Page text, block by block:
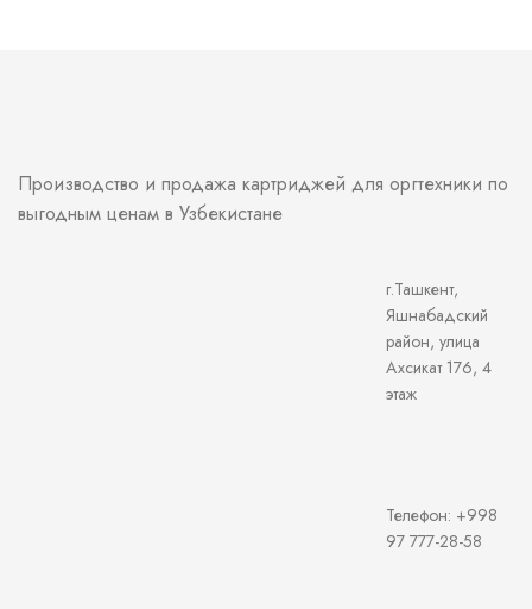
Производство и продажа картриджей для оргтехники по
выгодным ценам в Узбекистане
г.Ташкент,
Яшнабадский
район, улица
Ахсикат 176, 4
этаж
Телефон: +998
97 777-28-58